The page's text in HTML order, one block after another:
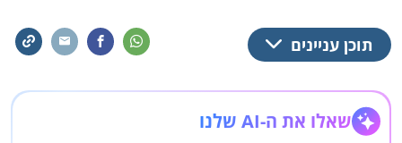
תוכן עניינים
שאלו את ה-AI שלנו